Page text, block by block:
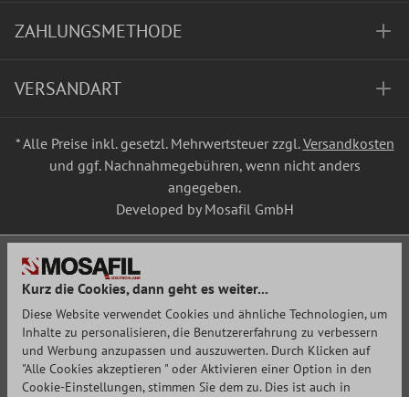
ZAHLUNGSMETHODE
VERSANDART
* Alle Preise inkl. gesetzl. Mehrwertsteuer zzgl.Versandkosten
und ggf. Nachnahmegebühren, wenn nicht anders
angegeben.
Developed by Mosafil GmbH
Kurz die Cookies, dann geht es weiter...
Diese Website verwendet Cookies und ähnliche Technologien, um
Inhalte zu personalisieren, die Benutzererfahrung zu verbessern
und Werbung anzupassen und auszuwerten. Durch Klicken auf
"Alle Cookies akzeptieren " oder Aktivieren einer Option in den
Cookie-Einstellungen, stimmen Sie dem zu. Dies ist auch in